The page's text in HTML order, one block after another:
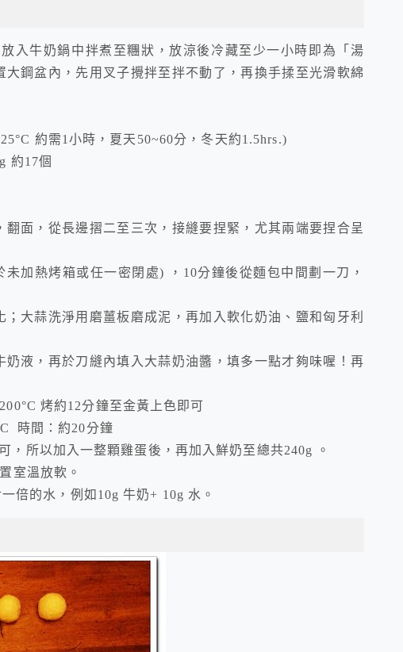
入牛奶鍋中拌煮至糰狀，放涼後冷藏至少一小時即為「湯
鋼盆內，先用叉子攪拌至拌不動了，再換手揉至光滑軟綿
約需1小時，夏天50~60分，冬天約1.5hrs.)
約17個
面，從長邊摺二至三次，接縫要捏緊，尤其兩端要捏合呈
加熱烤箱或任一密閉處) ，10分鐘後從麵包中間劃一刀，
大蒜洗淨用磨薑板磨成泥，再加入軟化奶油、鹽和匈牙利
液，再於刀縫內填入大蒜奶油醬，填多一點才夠味喔！再
烤約12分鐘至金黃上色即可
時間：約20分鐘
，所以加入一整顆雞蛋後，再加入鮮奶至總共240g 。
室溫放軟。
倍的水，例如10g 牛奶+ 10g 水。